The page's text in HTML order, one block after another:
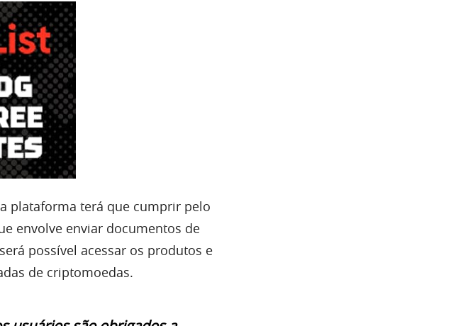
plataforma terá que cumprir pelo
envolve enviar documentos de
possível acessar os produtos e
de criptomoedas.